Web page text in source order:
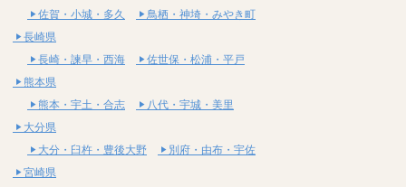
佐賀・小城・多久
鳥栖・神埼・みやき町
長崎県
長崎・諫早・西海
佐世保・松浦・平戸
熊本県
熊本・宇土・合志
八代・宇城・美里
大分県
大分・臼杵・豊後大野
別府・由布・宇佐
宮崎県